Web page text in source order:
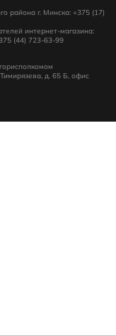
района г. Минска: +375 (17)
интернет-магазина:
(44) 723-63-99
д. 65 Б, офис